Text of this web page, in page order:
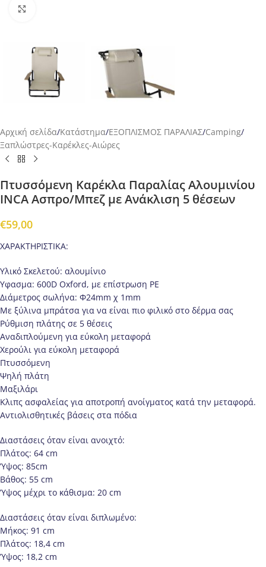
Αρχική σελίδα/Κατάστημα/ΕΞΟΠΛΙΣΜΟΣ ΠΑΡΑΛΙΑΣ/Camping/
Ξαπλώστρες-Καρέκλες-Αιώρες
Πτυσσόμενη Καρέκλα Παραλίας Αλουμινίου
INCA Ασπρο/Μπεζ με Ανάκλιση 5 θέσεων
€59,00
ΧΑΡΑΚΤΗΡΙΣΤΙΚΑ:
Υλικό Σκελετού: αλουμίνιο
Υφασμα: 600D Oxford, με επίστρωση PE
Διάμετρος σωλήνα: Φ24mm χ 1mm
Με ξύλινα μπράτσα για να είναι πιο φιλικό στο δέρμα σας
Ρύθμιση πλάτης σε 5 θέσεις
Αναδιπλούμενη για εύκολη μεταφορά
Χερούλι για εύκολη μεταφορά
Πτυσσόμενη
Ψηλή πλάτη
Μαξιλάρι
Κλιπς ασφαλείας για αποτροπή ανοίγματος κατά την μεταφορά.
Αντιολισθητικές βάσεις στα πόδια
Διαστάσεις όταν είναι ανοιχτό:
Πλάτος: 64 cm
Ύψος: 85cm
Βάθος: 55 cm
Ύψος μέχρι το κάθισμα: 20 cm
Διαστάσεις όταν είναι διπλωμένο:
Μήκος: 91 cm
Πλάτος: 18,4 cm
Ύψος: 18,2 cm